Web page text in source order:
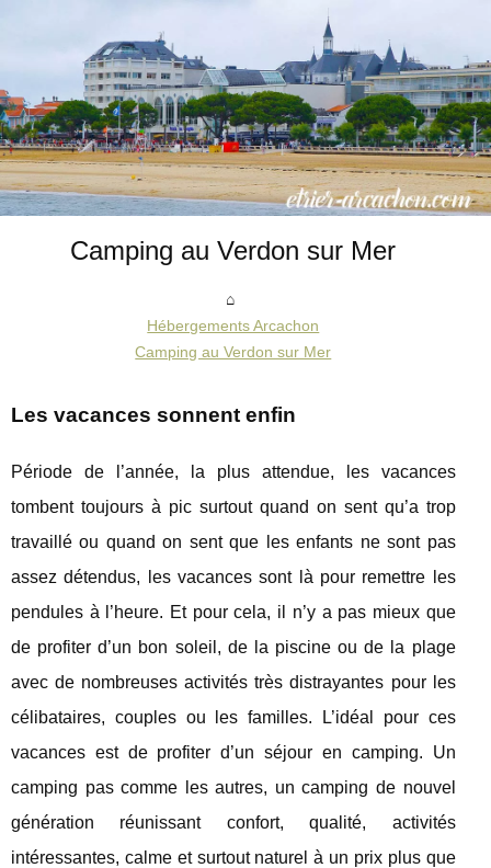
Camping au Verdon sur Mer
Hébergements Arcachon
Camping au Verdon sur Mer
Les vacances sonnent enfin
Période de l’année, la plus attendue, les vacances
tombent toujours à pic surtout quand on sent qu’a trop
travaillé ou quand on sent que les enfants ne sont pas
assez détendus, les vacances sont là pour remettre les
pendules à l’heure. Et pour cela, il n’y a pas mieux que
de profiter d’un bon soleil, de la piscine ou de la plage
avec de nombreuses activités très distrayantes pour les
célibataires, couples ou les familles. L’idéal pour ces
vacances est de profiter d’un séjour en camping. Un
camping pas comme les autres, un camping de nouvel
génération réunissant confort, qualité, activités
intéressantes, calme et surtout naturel à un prix plus que